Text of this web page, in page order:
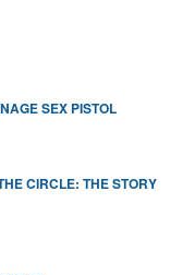
SEX PISTOL
CIRCLE: THE STORY